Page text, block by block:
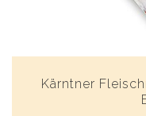
Kärntner